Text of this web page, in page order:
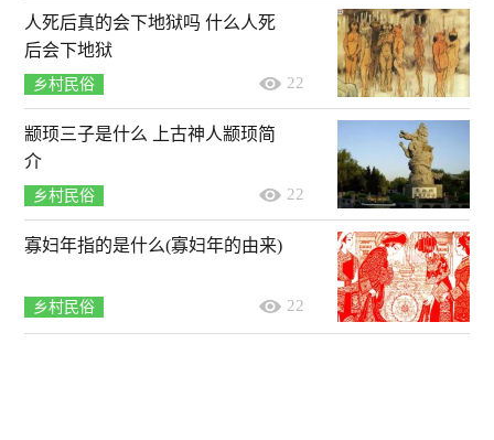
人死后真的会下地狱吗 什么人死
后会下地狱
乡村民俗 22
颛顼三子是什么 上古神人颛顼简
介
乡村民俗 22
寡妇年指的是什么(寡妇年的由来)
乡村民俗 22